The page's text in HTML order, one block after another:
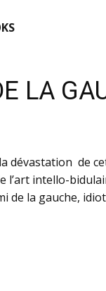
LA
dévastation de
l’art intello-
de la gauche,